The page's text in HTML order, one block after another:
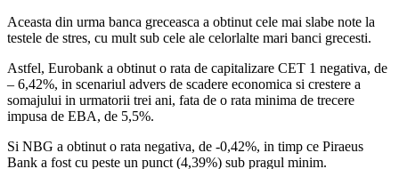
Aceasta din urma banca greceasca a obtinut cele mai slabe note la
testele de stres, cu mult sub cele ale celorlalte mari banci grecesti.
Astfel, Eurobank a obtinut o rata de capitalizare CET 1 negativa, de
– 6,42%, in scenariul advers de scadere economica si crestere a
somajului in urmatorii trei ani, fata de o rata minima de trecere
impusa de EBA, de 5,5%.
Si NBG a obtinut o rata negativa, de -0,42%, in timp ce Piraeus
Bank a fost cu peste un punct (4,39%) sub pragul minim.